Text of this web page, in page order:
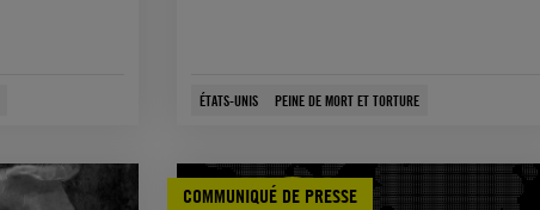
ÉTATS-UNIS PEINE DE MORT ET TORTURE
COMMUNIQUÉ DE PRESSE